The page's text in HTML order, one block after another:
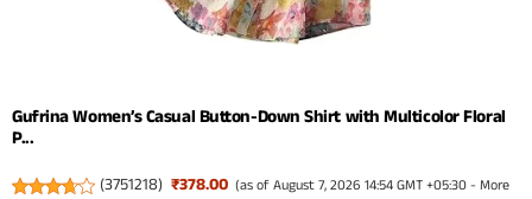
Gufrina Women’s Casual Button-Down Shirt with Multicolor Floral
P...
(3751218) ₹378.00 (as of August 7, 2026 14:54 GMT +05:30 -More